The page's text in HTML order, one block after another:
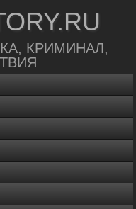
КРИМИНАЛ,